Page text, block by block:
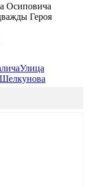
Осиповича
Героя
Улица